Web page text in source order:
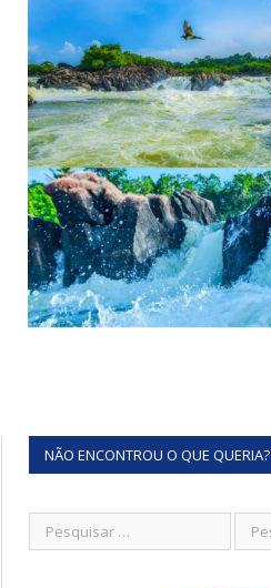
NÃO ENCONTROU O QUE QUERIA?